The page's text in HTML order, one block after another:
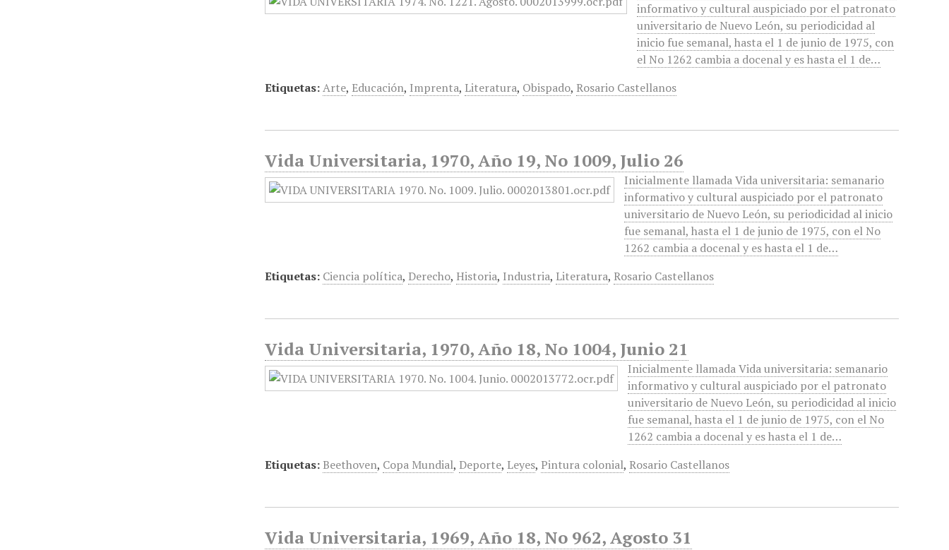
informativo y cultural auspiciado por el patronato
universitario de Nuevo León, su periodicidad al
inicio fue semanal, hasta el 1 de junio de 1975, con
el No 1262 cambia a docenal y es hasta el 1 de…
Etiquetas:Arte, Educación, Imprenta, Literatura, Obispado, Rosario Castellanos
Vida Universitaria, 1970, Año 19, No 1009, Julio 26
Inicialmente llamada Vida universitaria: semanario
informativo y cultural auspiciado por el patronato
universitario de Nuevo León, su periodicidad al inicio
fue semanal, hasta el 1 de junio de 1975, con el No
1262 cambia a docenal y es hasta el 1 de…
Etiquetas: Ciencia política, Derecho, Historia, Industria, Literatura, Rosario Castellanos
Vida Universitaria, 1970, Año 18, No 1004, Junio 21
Inicialmente llamada Vida universitaria: semanario
informativo y cultural auspiciado por el patronato
universitario de Nuevo León, su periodicidad al inicio
fue semanal, hasta el 1 de junio de 1975, con el No
1262 cambia a docenal y es hasta el 1 de…
Etiquetas: Beethoven, Copa Mundial, Deporte, Leyes, Pintura colonial, Rosario Castellanos
Vida Universitaria, 1969, Año 18, No 962, Agosto 31